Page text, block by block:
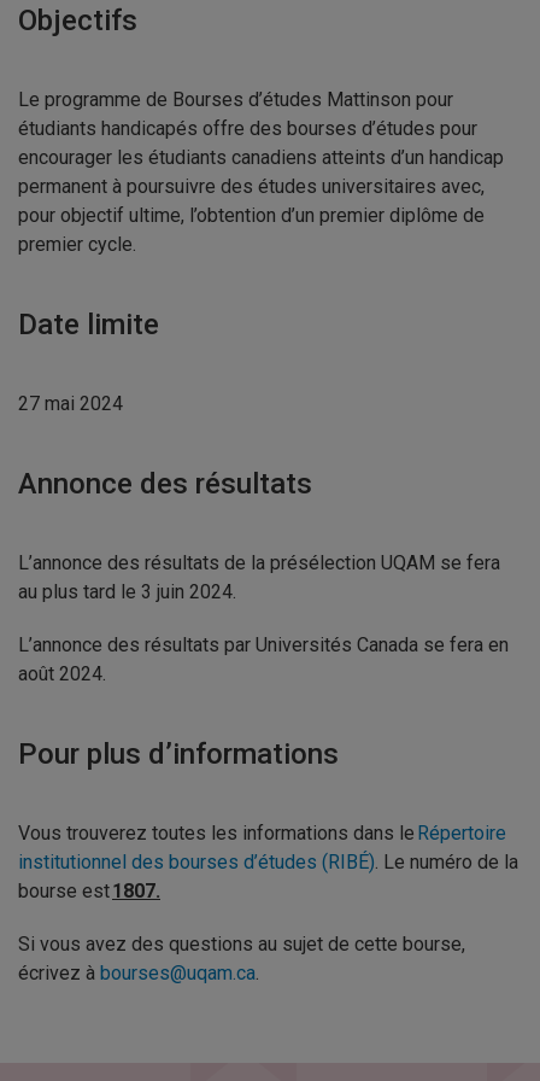
Objectifs
Le programme de Bourses d’études Mattinson pour
étudiants handicapés offre des bourses d’études pour
encourager les étudiants canadiens atteints d’un handicap
permanent à poursuivre des études universitaires avec,
pour objectif ultime, l’obtention d’un premier diplôme de
premier cycle.
Date limite
27 mai 2024
Annonce des résultats
L’annonce des résultats de la présélection UQAM se fera
au plus tard le 3 juin 2024.
L’annonce des résultats par Universités Canada se fera en
août 2024.
Pour plus d’informations
Vous trouverez toutes les informations dans le Répertoire
institutionnel des bourses d’études (RIBÉ). Le numéro de la
bourse est1807.
Si vous avez des questions au sujet de cette bourse,
écrivez à bourses@uqam.ca.